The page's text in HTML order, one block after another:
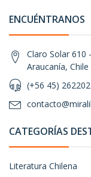
ENCUÉNTRANOS
Claro Solar 610
Araucanía, Chile
(+56 45)
CATEGORÍAS
Literatura Chilena